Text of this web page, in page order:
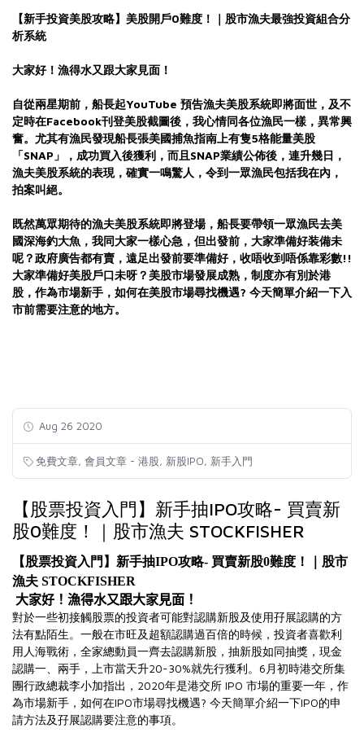
【新手投資美股攻略】美股開戶0難度！｜ 股市漁夫最強投資組合分
析系統
大家好！漁得水又跟大家見面！
自從兩星期前，船長起YouTube 預告漁夫美股系統即將面世，及不
定時在Facebook刊登美股截圖後，我心情同各位漁民一樣，異常興
奮。尤其有漁民發現船長張美國捕魚指南上有隻5格能量美股
「SNAP」，成功買入後獲利，而且SNAP業績公佈後，連升幾日，
漁夫美股系統的表現，確實一鳴驚人，令到一眾漁民包括我在內，
拍案叫絕。
既然萬眾期待的漁夫美股系統即將登場，船長要帶領一眾漁民去美
國深海釣大魚，我同大家一樣心急，但出發前，大家準備好装備未
呢？政府廣告都有賣，遠足出發前要準備好，收唔收到唔係靠彩數!!
大家準備好美股戶口未呀？美股市場發展成熟，制度亦有別於港
股，作為市場新手，如何在美股市場尋找機遇? 今天簡單介紹一下入
市前需要注意的地方。
Aug 26 2020
免費文章 會員文章 - 港股 新股IPO 新手入門
【股票投資入門】新手抽IPO攻略- 買賣新
股0難度！｜股市漁夫 STOCKFISHER
【股票投資入門】新手抽IPO攻略- 買賣新股0難度！｜股市
漁夫 STOCKFISHER
大家好！漁得水又跟大家見面！
對於一些初接觸股票的投資者可能對認購新股及使用孖展認購的方
法有點陌生。一般在市旺及超額認購過百倍的時候，投資者喜歡利
用人海戰術，全家總動員一齊去認購新股，抽新股如同抽獎，現金
認購一、兩手，上市當天升20-30%就先行獲利。6月初時港交所集
團行政總裁李小加指出，2020年是港交所 IPO 市場的重要一年，作
為市場新手，如何在IPO市場尋找機遇? 今天簡單介紹一下IPO的申
請方法及孖展認購要注意的事項。